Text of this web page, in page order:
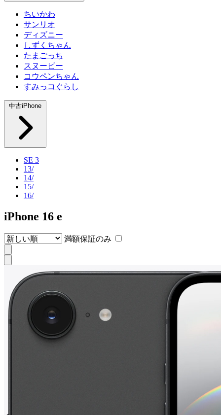
ちいかわ
サンリオ
ディズニー
しずくちゃん
たまごっち
スヌーピー
コウペンちゃん
すみっコぐらし
中古iPhone
SE 3
13/
14/
15/
16/
iPhone 16 e
満額保証のみ